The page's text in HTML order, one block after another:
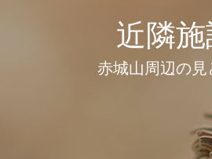
近隣施
赤城山周辺の見